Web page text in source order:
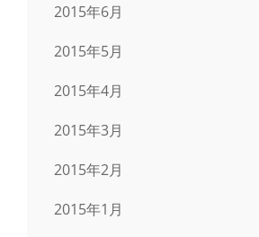
2015年6月
2015年5月
2015年4月
2015年3月
2015年2月
2015年1月